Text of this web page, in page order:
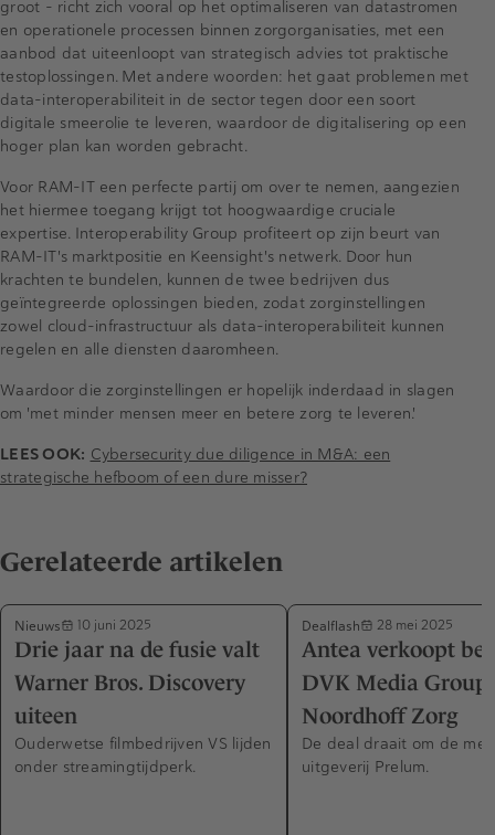
groot - richt zich vooral op het optimaliseren van datastromen
en operationele processen binnen zorgorganisaties, met een
aanbod dat uiteenloopt van strategisch advies tot praktische
testoplossingen. Met andere woorden: het gaat problemen met
data-interoperabiliteit in de sector tegen door een soort
digitale smeerolie te leveren, waardoor de digitalisering op een
hoger plan kan worden gebracht.
Voor RAM-IT een perfecte partij om over te nemen, aangezien
het hiermee toegang krijgt tot hoogwaardige cruciale
expertise. Interoperability Group profiteert op zijn beurt van
RAM-IT's marktpositie en Keensight's netwerk. Door hun
krachten te bundelen, kunnen de twee bedrijven dus
geïntegreerde oplossingen bieden, zodat zorginstellingen
zowel cloud-infrastructuur als data-interoperabiliteit kunnen
regelen en alle diensten daaromheen.
Waardoor die zorginstellingen er hopelijk inderdaad in slagen
om 'met minder mensen meer en betere zorg te leveren.'
LEES OOK: Cybersecurity due diligence in M&A: een
strategische hefboom of een dure misser?
Gerelateerde artikelen
Nieuws 10 juni 2025
Drie jaar na de fusie valt
Warner Bros. Discovery
uiteen
Ouderwetse filmbedrijven VS lijden
onder streamingtijdperk.
Dealflash 28 mei 2025
Antea verkoopt
DVK Media Group
Noordhoff Zorg
De deal draait om de
uitgeverij Prelum.